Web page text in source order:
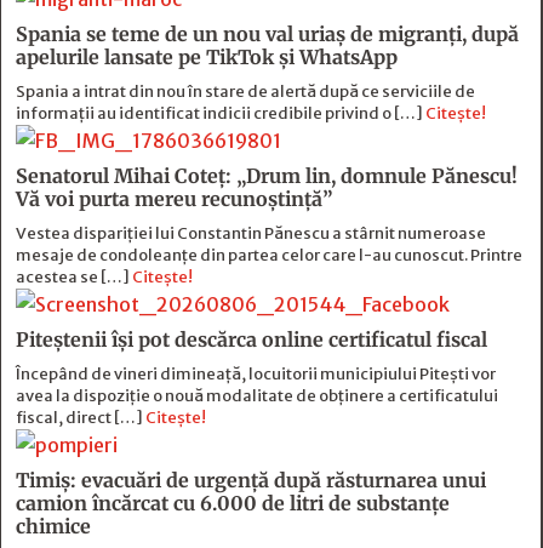
Spania se teme de un nou val uriaș de migranți, după
apelurile lansate pe TikTok și WhatsApp
Spania a intrat din nou în stare de alertă după ce serviciile de
informații au identificat indicii credibile privind o […] Citește!
Senatorul Mihai Coteț: „Drum lin, domnule Pănescu!
Vă voi purta mereu recunoștință”
Vestea dispariției lui Constantin Pănescu a stârnit numeroase
mesaje de condoleanțe din partea celor care l-au cunoscut. Printre
acestea se […] Citește!
Piteștenii își pot descărca online certificatul fiscal
Începând de vineri dimineață, locuitorii municipiului Pitești vor
avea la dispoziție o nouă modalitate de obținere a certificatului
fiscal, direct […] Citește!
Timiș: evacuări de urgență după răsturnarea unui
camion încărcat cu 6.000 de litri de substanțe
chimice